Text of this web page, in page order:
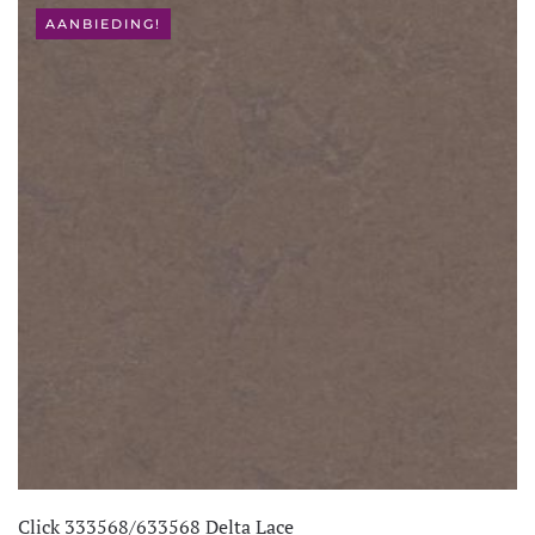
AANBIEDING!
Click 333568/633568 Delta Lace